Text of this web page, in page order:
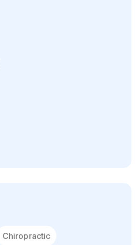
Chiropractic